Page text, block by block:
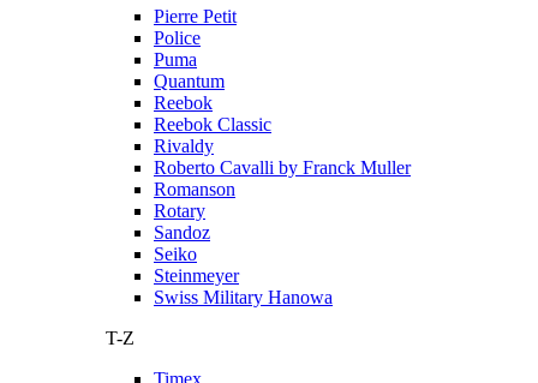
Pierre Petit
Police
Puma
Quantum
Reebok
Reebok Classic
Rivaldy
Roberto Cavalli by Franck Muller
Romanson
Rotary
Sandoz
Seiko
Steinmeyer
Swiss Military Hanowa
T-Z
Timex